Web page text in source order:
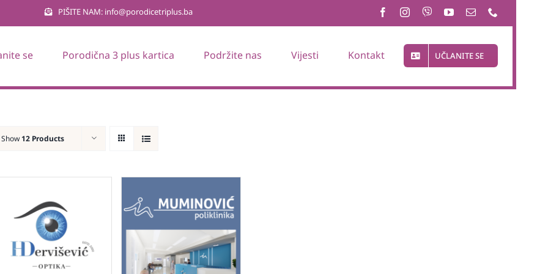
PIŠITE NAM: info@porodicetriplus.ba
se Porodična 3 plus kartica Podržite nas Vijesti Kontakt UČLANITE SE
Show 12 Products